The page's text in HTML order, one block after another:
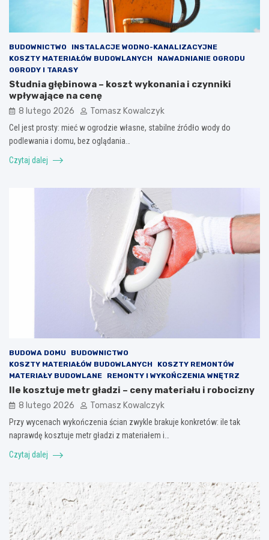
BUDOWNICTWO
INSTALACJE WODNO-KANALIZACYJNE
KOSZTY MATERIAŁÓW BUDOWLANYCH
NAWADNIANIE OGRODU
OGRODY I TARASY
Studnia głębinowa – koszt wykonania i czynniki
wpływające na cenę
8 lutego 2026 Tomasz Kowalczyk
Cel jest prosty: mieć w ogrodzie własne, stabilne źródło wody do
podlewania i domu, bez oglądania…
Czytaj dalej
BUDOWA DOMU
BUDOWNICTWO
KOSZTY MATERIAŁÓW BUDOWLANYCH
KOSZTY REMONTÓW
MATERIAŁY BUDOWLANE
REMONTY I WYKOŃCZENIA WNĘTRZ
Ile kosztuje metr gładzi – ceny materiału i robocizny
8 lutego 2026 Tomasz Kowalczyk
Przy wycenach wykończenia ścian zwykle brakuje konkretów: ile tak
naprawdę kosztuje metr gładzi z materiałem i…
Czytaj dalej